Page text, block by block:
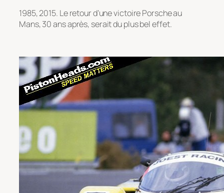
1985, 2015. Le retour d’une victoire Porsche au
Mans, 30 ans après, serait du plus bel effet.